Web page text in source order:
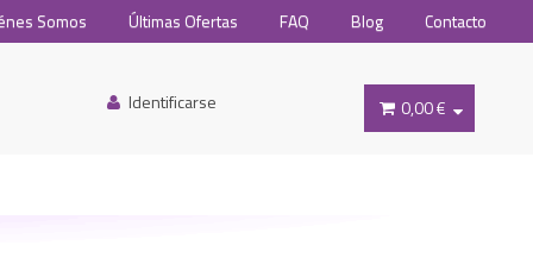
Somos Últimas Ofertas FAQ Blog Contacto
Identificarse 0,00 €